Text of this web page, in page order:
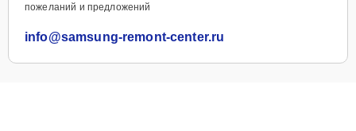
пожеланий и предложений
info@samsung-remont-center.ru